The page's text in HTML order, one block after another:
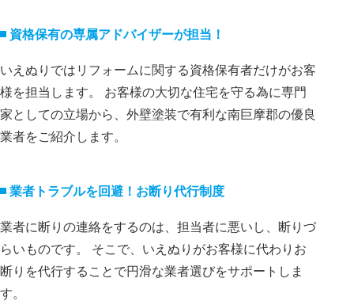
資格保有の専属アドバイザーが担当！
いえぬりではリフォームに関する資格保有者だけがお客
様を担当します。 お客様の大切な住宅を守る為に専門
家としての立場から、外壁塗装で有利な南巨摩郡の優良
業者をご紹介します。
業者トラブルを回避！お断り代⾏制度
業者に断りの連絡をするのは、担当者に悪いし、断りづ
らいものです。 そこで、いえぬりがお客様に代わりお
断りを代⾏することで円滑な業者選びをサポートしま
す。